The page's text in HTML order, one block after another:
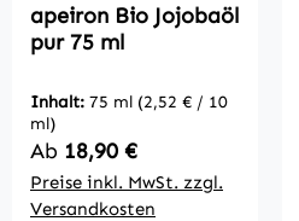
apeiron Bio Jojobaöl
pur 75 ml
Inhalt: 75 ml (2,52 € / 10
ml)
Regulärer Preis:
Ab 18,90 €
Preise inkl. MwSt. zzgl.
Versandkosten